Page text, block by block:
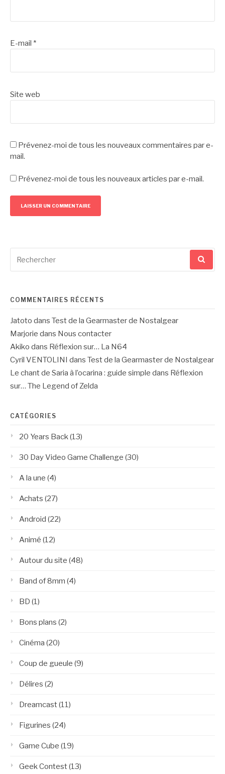
E-mail *
Site web
Prévenez-moi de tous les nouveaux commentaires par e-
mail.
Prévenez-moi de tous les nouveaux articles par e-mail.
pour
COMMENTAIRES RÉCENTS
Jatoto dans Test de la Gearmaster de Nostalgear
Marjorie dans Nous contacter
Akiko dans Réflexion sur… La N64
Cyril VENTOLINI dans Test de la Gearmaster de Nostalgear
Le chant de Saria à l’ocarina : guide simple dans Réflexion
sur… The Legend of Zelda
CATÉGORIES
20 Years Back(13)
30 Day Video Game Challenge (30)
A la une (4)
Achats (27)
Android (22)
Animé (12)
Autour du site (48)
Band of 8mm (4)
BD (1)
Bons plans (2)
Cinéma (20)
Coup de gueule (9)
Délires (2)
Dreamcast(11)
Figurines (24)
Game Cube (19)
Geek Contest(13)